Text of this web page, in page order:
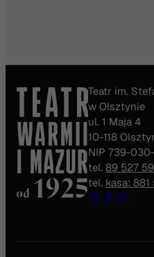
Teatr im.
w Olsztynie
ul. 1 Maja 4
10-118
NIP 739-
tel. 89 527
tel. kasa: